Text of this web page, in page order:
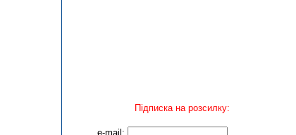
Підписка на розсилку:
e-mail: